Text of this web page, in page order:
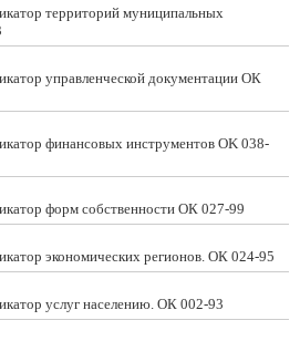
территорий муниципальных
управленческой документации ОК
финансовых инструментов OK 038-
форм собственности ОК 027-99
экономических регионов. ОК 024-95
услуг населению. ОК 002-93